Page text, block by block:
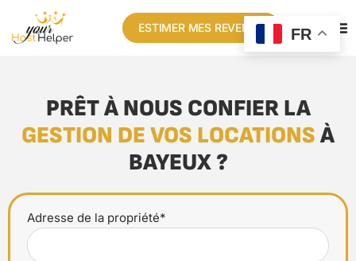
ESTIMER MES REVENUS
PRÊT À NOUS CONFIER LA
GESTION DE VOS LOCATIONS À
BAYEUX ?
Adresse de la propriété*
FR